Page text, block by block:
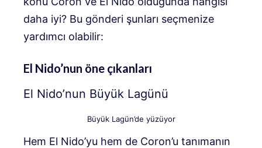
daha iyi? Bu gönderi şunları seçmenize
yardımcı olabilir:
El Nido’nun öne çıkanları
El Nido’nun Büyük Lagünü
Büyük Lagün’de yüzüyor
Hem El Nido’yu hem de Coron’u tanımanın